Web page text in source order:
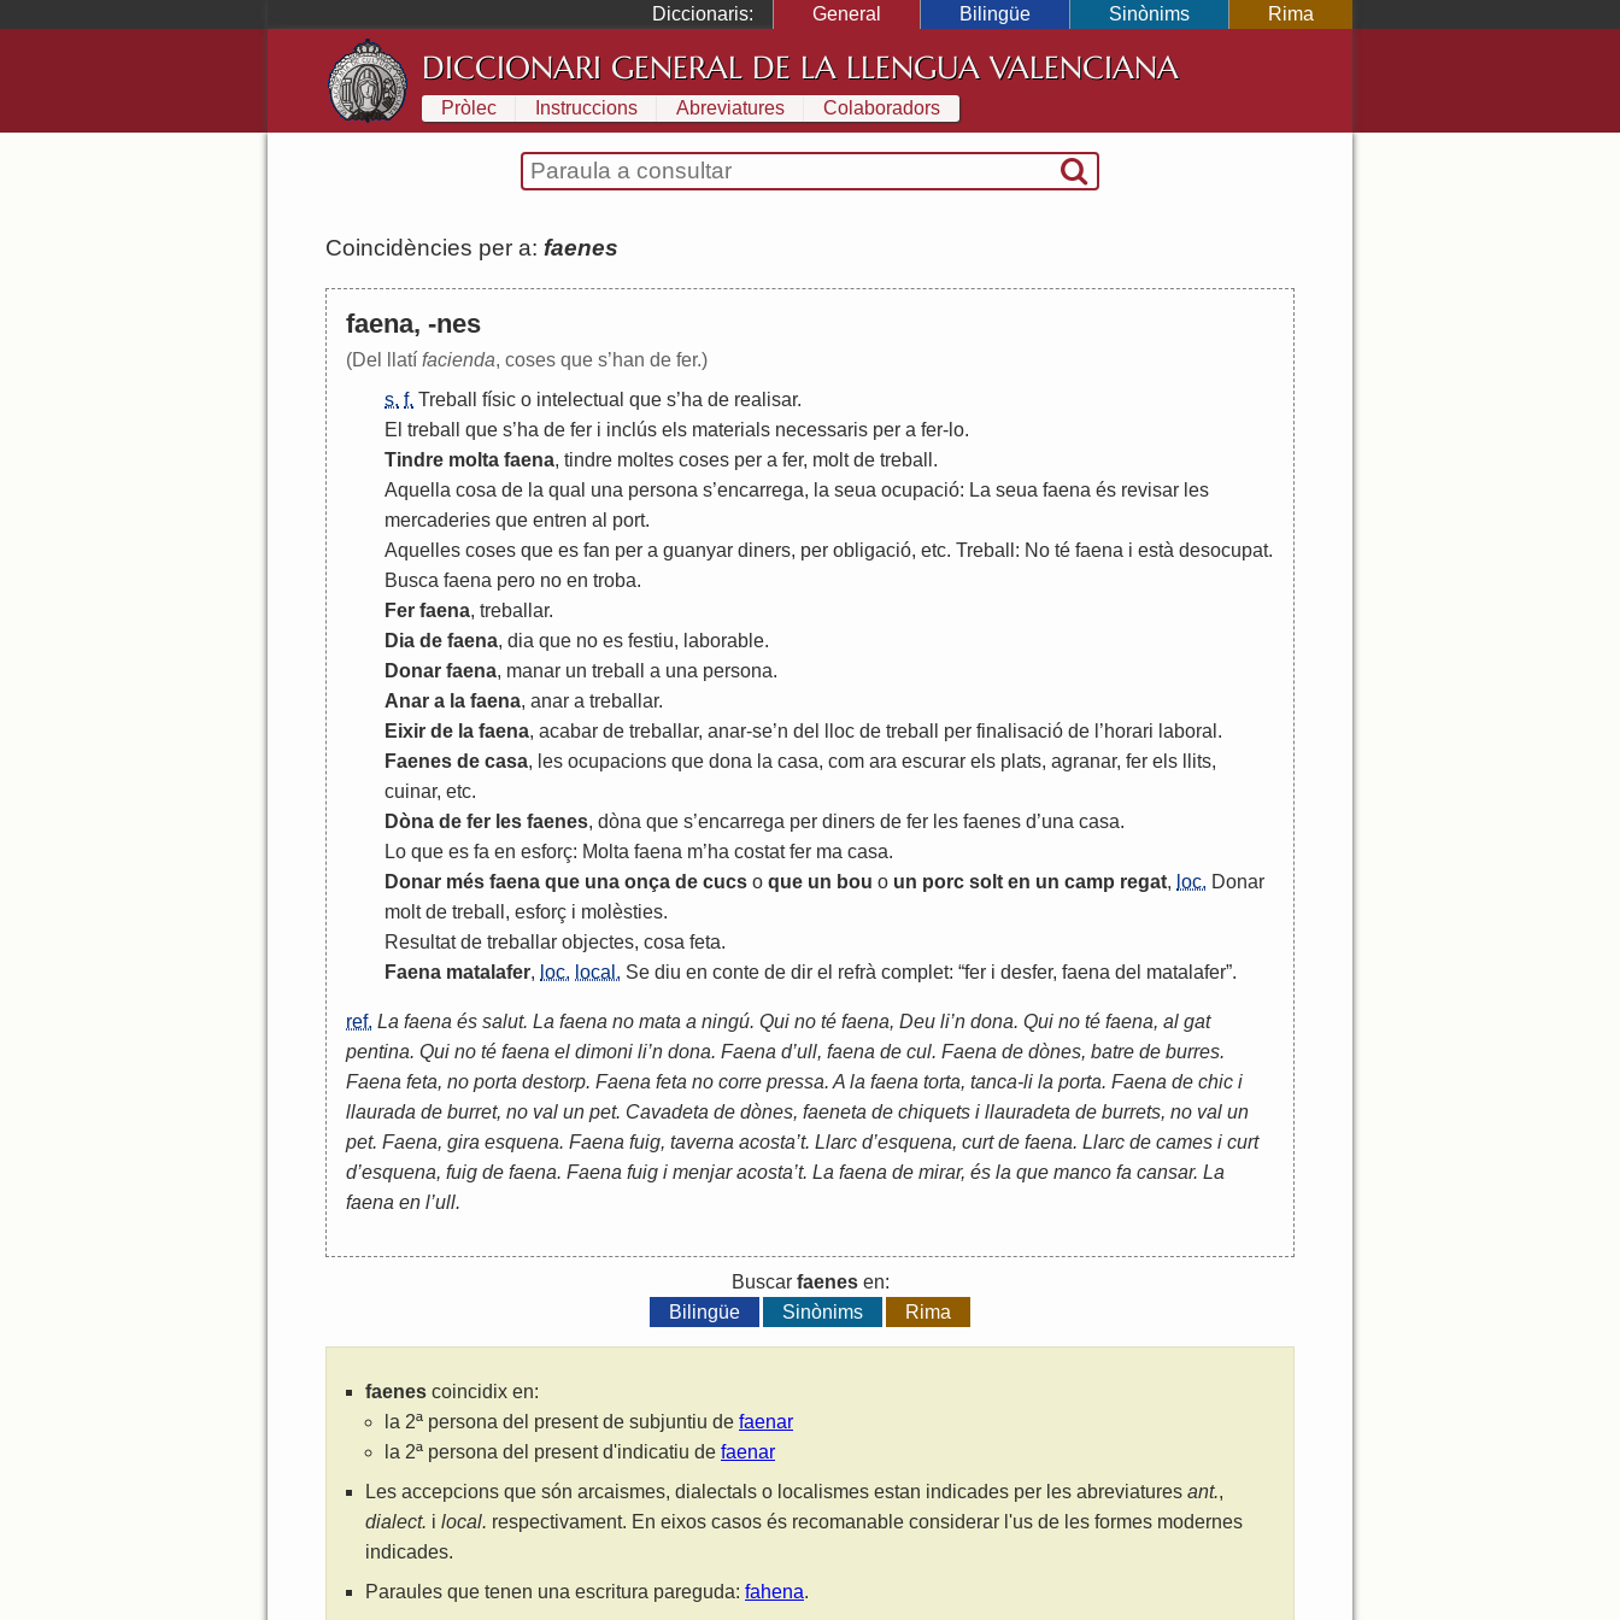
Diccionaris: General Bilingüe Sinònims Rima
DICCIONARI GENERAL DE LA LLENGUA VALENCIANA
Pròlec Instruccions Abreviatures Colaboradors
Coincidències per a: faenes
faena, -nes
(Del llatí facienda, coses que s’han de fer.)
s. f. Treball físic o intelectual que s’ha de realisar.
El treball que s’ha de fer i inclús els materials necessaris per a fer- lo.
Tindre molta faena, tindre moltes coses per a fer, molt de treball .
Aquella cosa de la qual una persona s’encarrega, la seua ocupació: La seua faena és revisar les
mercaderies que entren al port.
Aquelles coses que es fan per a guanyar diners, per obligació, etc. Treball : No té faena i està desocupat.
Busca faena pero no en troba.
Fer faena, treballar.
Dia de faena, dia que no es festiu, laborable.
Donar faena, manar un treball a una persona.
Anar a la faena, anar a treballar.
Eixir de la faena, acabar de treballar, anar-se’n del lloc de treball per finalisació de ’horari laboral .
Faenes de casa, les ocupacions que dona la casa, com ara escurar els plats, agranar, fer els llits,
cuinar, etc.
Dòna de fer les faenes, dòna que s’encarrega per diners de fer les faenes d’una casa.
Lo que es fa en esforç: Molta faena m’ha costat fer ma casa.
Donar més faena que una onça de cucs o que un bou o un porc solt en un camp regat, loc. Donar
molt de treball , esforç i molèsties.
Resultat de treballar objectes, cosa feta.
Faena matalafer, loc. local. Se diu en conte de dir el refrà complet: “fer i desfer, faena del matalafer”.
ref. La faena és salut. La faena no mata a ningú. Qui no té faena, Deu li’n dona. Qui no té faena, al gat
pentina. Qui no té faena el dimoni li’n dona. Faena d’ull, faena de cul. Faena de dònes, batre de burres.
Faena feta, no porta destorp. Faena feta no corre pressa. A la faena torta, tanca-li la porta. Faena de chic i
llaurada de burret, no val un pet. Cavadeta de dònes, faeneta de chiquets i llauradeta de burrets, no val un
pet. Faena, gira esquena. Faena fuig, taverna acosta’t. Llarc d’esquena, curt de faena. Llarc de cames i curt
d’esquena, fuig de faena. Faena fuig i menjar acosta’t. La faena de mirar, és la que manco fa cansar. La
faena en l’ull.
Buscar faenesen:
Bilingüe
Sinònims Rima
faenes coincidix en:
la 2ª persona del present de subjuntiu de faenar
la 2ª persona del present d'indicatiu de faenar
Les accepcions que són arcaismes, dialectals o localismes estan indicades per les abreviatures ant.,
dialect. i local. respectivament. En eixos casos és recomanable considerar l'us de les formes modernes
indicades.
Paraules que tenen una escritura pareguda: fahena.